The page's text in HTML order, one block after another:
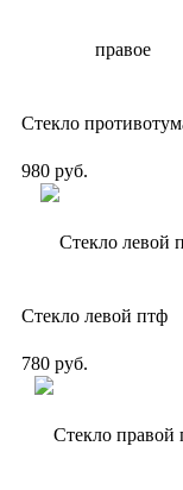
Стекло
980 руб.
Стекло левой птф
780 руб.